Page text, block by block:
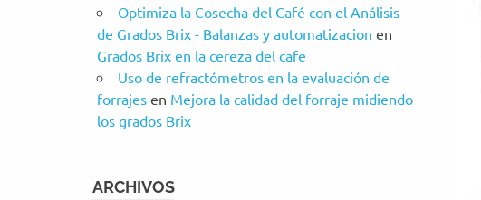
Optimiza la Cosecha del Café con el Análisis
de Grados Brix - Balanzas y automatizacion en
Grados Brix en la cereza del cafe
Uso de refractómetros en la evaluación de
forrajes en Mejora la calidad del forraje midiendo
los grados Brix
ARCHIVOS